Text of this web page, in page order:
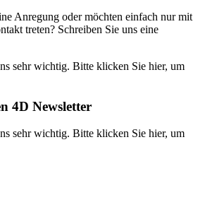
Anregung oder möchten einfach nur mit
treten? Schreiben Sie uns eine
sehr wichtig. Bitte klicken Sie hier, um
4D Newsletter
sehr wichtig. Bitte klicken Sie hier, um